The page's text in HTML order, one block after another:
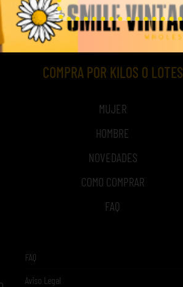
COMPRA POR KILOS O LOTES
MUJER
HOMBRE
NOVEDADES
COMO COMPRAR
FAQ
FAQ
Aviso Legal